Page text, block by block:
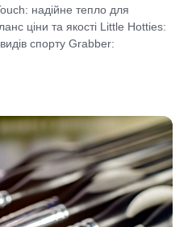
надійне тепло для
ціни та якості Little Hotties:
спорту Grabber: